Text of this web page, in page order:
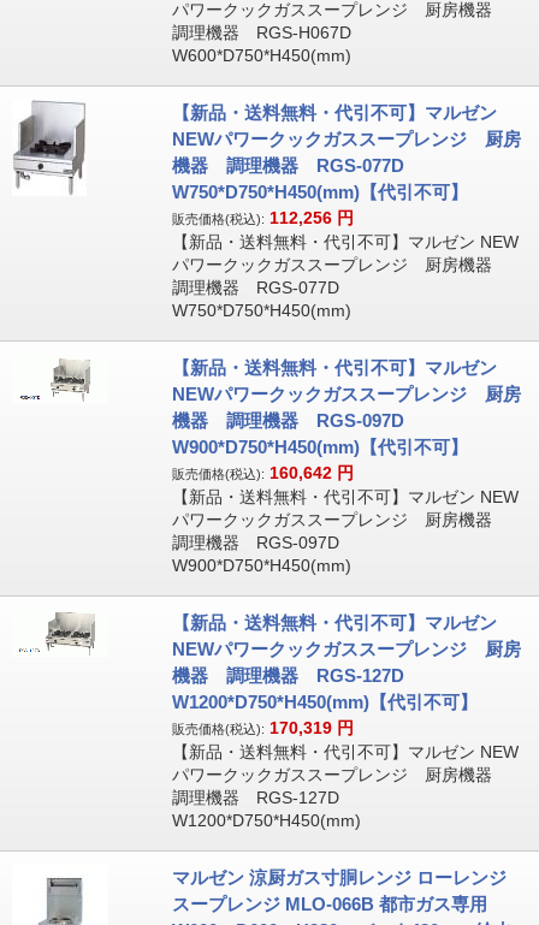
パワークックガススープレンジ 厨房機器
調理機器 RGS-H067D
W600*D750*H450(mm)
【新品・送料無料・代引不可】マルゼン
NEWパワークックガススープレンジ 厨房
機器 調理機器 RGS-077D
W750*D750*H450(mm)【代引不可】
販売価格(税込): 112,256 円
【新品・送料無料・代引不可】マルゼン NEW
パワークックガススープレンジ 厨房機器
調理機器 RGS-077D
W750*D750*H450(mm)
【新品・送料無料・代引不可】マルゼン
NEWパワークックガススープレンジ 厨房
機器 調理機器 RGS-097D
W900*D750*H450(mm)【代引不可】
販売価格(税込): 160,642 円
【新品・送料無料・代引不可】マルゼン NEW
パワークックガススープレンジ 厨房機器
調理機器 RGS-097D
W900*D750*H450(mm)
【新品・送料無料・代引不可】マルゼン
NEWパワークックガススープレンジ 厨房
機器 調理機器 RGS-127D
W1200*D750*H450(mm)【代引不可】
販売価格(税込): 170,319 円
【新品・送料無料・代引不可】マルゼン NEW
パワークックガススープレンジ 厨房機器
調理機器 RGS-127D
W1200*D750*H450(mm)
マルゼン 涼厨ガス寸胴レンジ ローレンジ
スープレンジ MLO-066B 都市ガス専用